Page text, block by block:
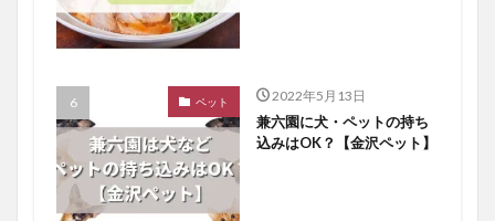
ペット 2022年5月13日
兼六園に犬・ペットの持ち
込みはOK？【金沢ペット】